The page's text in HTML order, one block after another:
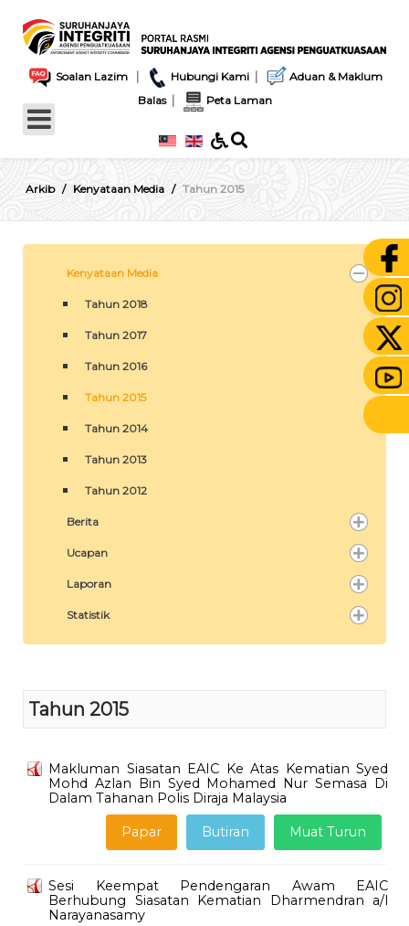
Soalan Lazim | Hubungi Kami |
Aduan & Maklum
Balas| Peta Laman
Arkib Kenyataan Media Tahun 2015
Kenyataan Media
Tahun 2018
Tahun 2017
Tahun 2016
Tahun 2015
Tahun 2014
Tahun 2013
Tahun 2012
Berita
Ucapan
Laporan
Statistik
Tahun 2015
Makluman Siasatan EAIC Ke Atas Kematian Syed
Mohd Azlan Bin Syed Mohamed Nur Semasa Di
Dalam Tahanan Polis Diraja Malaysia
Muat Turun
Butiran
Papar
Sesi Keempat Pendengaran Awam EAIC
Berhubung Siasatan Kematian Dharmendran a/l
Narayanasamy